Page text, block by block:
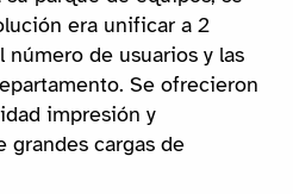
era unificar a 2
de usuarios y las
Se ofrecieron
impresión y
grandes cargas de